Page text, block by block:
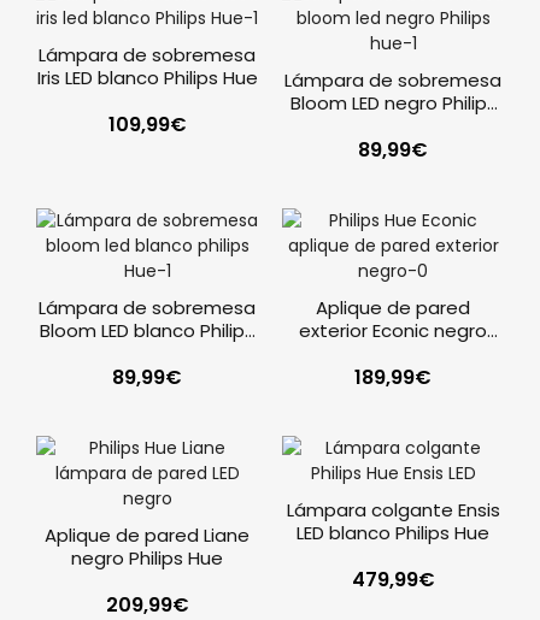
Lámpara de sobremesa
Iris LED blanco Philips Hue
109,99€
Lámpara de sobremesa
Bloom LED negro Philips
89,99€
Lámpara de sobremesa
Bloom LED blanco Philips
89,99€
Aplique de pared
exterior Econic negro
189,99€
Aplique de pared Liane
negro Philips Hue
209,99€
Lámpara colgante Ensis
LED blanco Philips Hue
479,99€